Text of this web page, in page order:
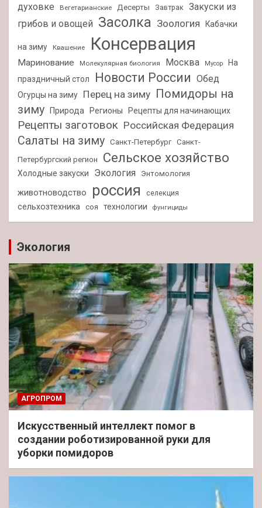
духовке
Вегетарианские Десерты Завтрак Закуски из
грибов и овощей Засолка Зоология Кабачки
на зиму Квашение Консервация
Маринование Молекулярная биология Москва Мусор
На
праздничный стол
Новости России Обед
Огурцы на зиму Перец на зиму Помидоры на
зиму
Природа Регионы Рецепты для начинающих
Рецепты заготовок Российская Федерация
Салаты на зиму Санкт-Петербург Санкт-
Петербургский регион
Сельское хозяйство
Холодные закуски Экология Энтомология
животноводство россия селекция
сельхозтехника соя технологии фунгициды
Экология
АГРОПРОМ
Искусственный интеллект помог в
создании роботизированной руки для
уборки помидоров